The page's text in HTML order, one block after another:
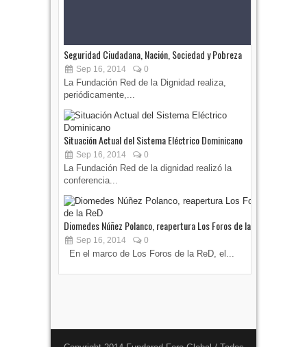
Seguridad Ciudadana, Nación, Sociedad y Pobreza
Sep 16, 2014 0
La Fundación Red de la Dignidad realiza,
periódicamente,...
Situación Actual del Sistema Eléctrico Dominicano
Sep 16, 2014 0
La Fundación Red de la dignidad realizó la
conferencia...
Diomedes Núñez Polanco, reapertura Los Foros de la ReD
Sep 16, 2014 0
En el marco de Los Foros de la ReD, el...